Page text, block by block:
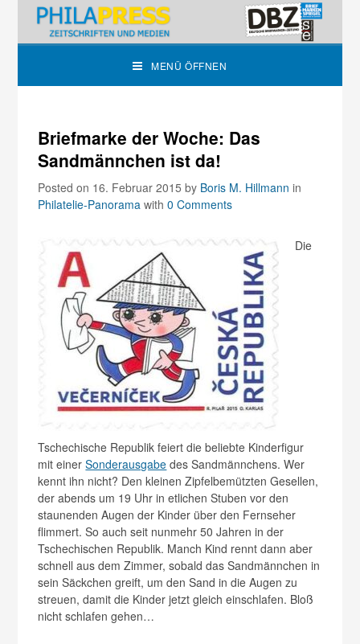
MENÜ ÖFFNEN
Briefmarke der Woche: Das
Sandmännchen ist da!
Posted on 16. Februar 2015by Boris M. Hillmann in
Philatelie-Panorama with0 Comments
Die
Tschechische Republik feiert die beliebte Kinderfigur
mit einerSonderausgabe des Sandmännchens. Wer
kennt ihn nicht? Den kleinen Zipfelbemützten Gesellen,
der abends um 19 Uhr in etlichen Stuben vor den
staunenden Augen der Kinder über den Fernseher
flimmert. So auch seit nunmehr 50 Jahren in der
Tschechischen Republik. Manch Kind rennt dann aber
schnell aus dem Zimmer, sobald das Sandmännchen in
sein Säckchen greift, um den Sand in die Augen zu
streuen, damit die Kinder jetzt gleich einschlafen. Bloß
nicht schlafen gehen…